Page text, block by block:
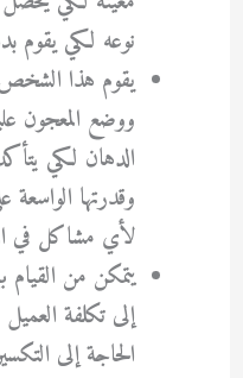
نوعه لكي يقوم
يقوم هذا الشخص
ووضع المعجون
الدهان لكي
وقدرتها
لأي مشاكل في
يتمكن من القيام
إلى تكلفة
الحاجة إلى